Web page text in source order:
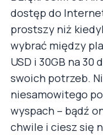
dostęp do
prostszy niż
wybrać między
USD i 30GB na 30
swoich potrzeb.
niesamowitego
wyspach – bądź
chwile i ciesz się